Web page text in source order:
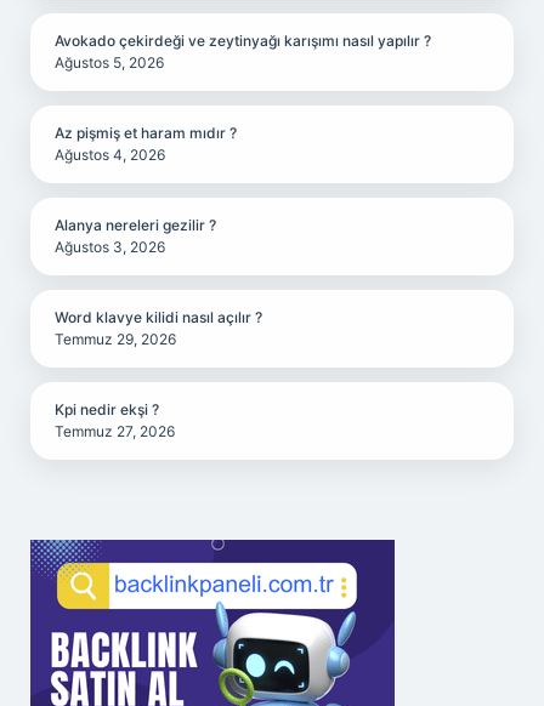
Avokado çekirdeği ve zeytinyağı karışımı nasıl yapılır ?
Ağustos 5, 2026
Az pişmiş et haram mıdır ?
Ağustos 4, 2026
Alanya nereleri gezilir ?
Ağustos 3, 2026
Word klavye kilidi nasıl açılır ?
Temmuz 29, 2026
Kpi nedir ekşi ?
Temmuz 27, 2026